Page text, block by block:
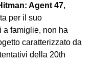
Agent 47,
per il suo
a famiglie, non ha
caratterizzato da
della 20th